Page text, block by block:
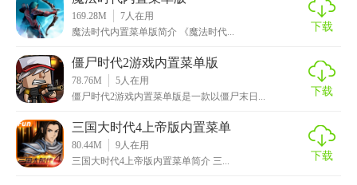
2. 操作简便：界面简洁明了，操作流畅，即便是新手也能快
速上手。
3. 持续更新：紧跟游戏版本更新，确保功能始终与游戏同
步。
4. 兼容性强：支持多种手机系统和配置，广泛适用。
【星空时代手游内置菜单版优势】
169.28M 7人在用
魔法时代内置菜单版简介 《魔法时代...
下载
僵尸时代2游戏内置菜单版
78.76M 5人在用
僵尸时代2游戏内置菜单版是一款以僵尸末日...
下载
三国大时代4上帝版内置菜单
80.44M 9人在用
三国大时代4上帝版内置菜单简介 三...
下载